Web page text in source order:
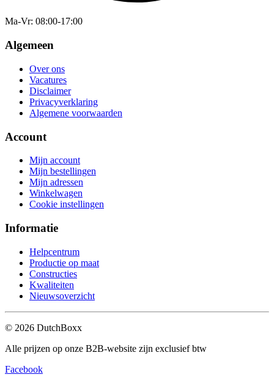
Ma-Vr: 08:00-17:00
Algemeen
Over ons
Vacatures
Disclaimer
Privacyverklaring
Algemene voorwaarden
Account
Mijn account
Mijn bestellingen
Mijn adressen
Winkelwagen
Cookie instellingen
Informatie
Helpcentrum
Productie op maat
Constructies
Kwaliteiten
Nieuwsoverzicht
© 2026 DutchBoxx
Alle prijzen op onze B2B-website zijn exclusief btw
Facebook